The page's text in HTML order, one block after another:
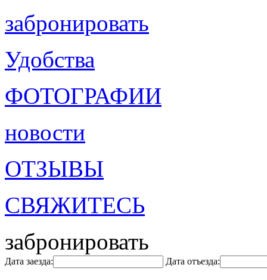
забронировать
Удобства
ФОТОГРАФИИ
новости
ОТЗЫВЫ
СВЯЖИТЕСЬ
забронировать
Дата заезда: Дата отъезда: